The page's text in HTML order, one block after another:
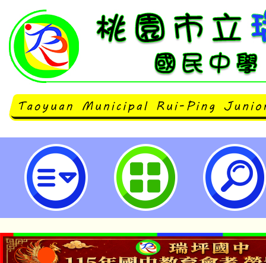
「登革熱NS1抗原快速診斷試劑」
宜-桃園市立瑞坪國民中學